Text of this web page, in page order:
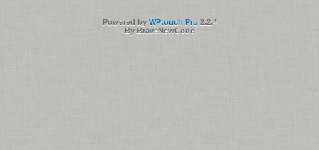
Powered by WPtouch Pro2.2.4
By BraveNewCode